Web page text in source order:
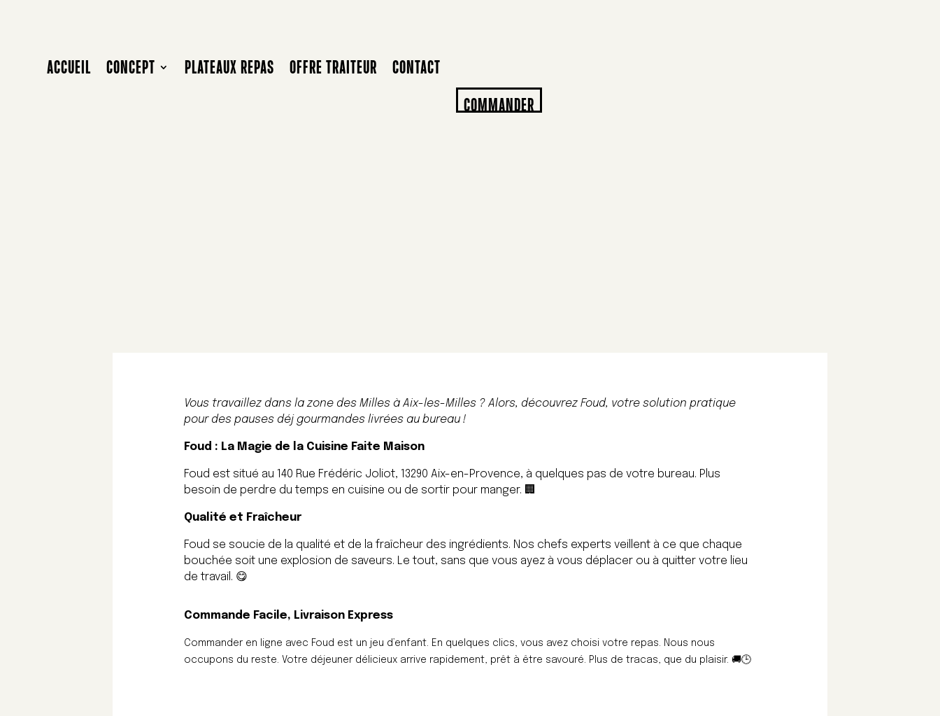
ACCUEIL CONCEPT PLATEAUX REPAS OFFRE TRAITEUR
CONTACT
COMMANDER
Vous travaillez dans la zone des Milles à Aix-les-Milles ? Alors, découvrez Foud, votre solution pratique
pour des pauses déj gourmandes livrées au bureau !
Foud : La Magie de la Cuisine Faite Maison
Foud est situé au 140 Rue Frédéric Joliot, 13290 Aix-en-Provence, à quelques pas de votre bureau. Plus
besoin de perdre du temps en cuisine ou de sortir pour manger. 🏢
Qualité et Fraîcheur
Foud se soucie de la qualité et de la fraîcheur des ingrédients. Nos chefs experts veillent à ce que chaque
bouchée soit une explosion de saveurs. Le tout, sans que vous ayez à vous déplacer ou à quitter votre lieu
de travail. 😋
Commande Facile, Livraison Express
Commander en ligne avec Foud est un jeu d’enfant. En quelques clics, vous avez choisi votre repas. Nous nous
occupons du reste. Votre déjeuner délicieux arrive rapidement, prêt à être savouré. Plus de tracas, que du plaisir. 🚚🕒